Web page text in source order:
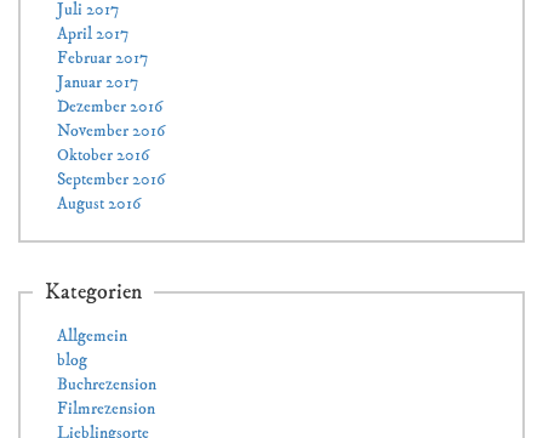
Juli 2017
April 2017
Februar 2017
Januar 2017
Dezember 2016
November 2016
Oktober 2016
September 2016
August 2016
Kategorien
Allgemein
blog
Buchrezension
Filmrezension
Lieblingsorte